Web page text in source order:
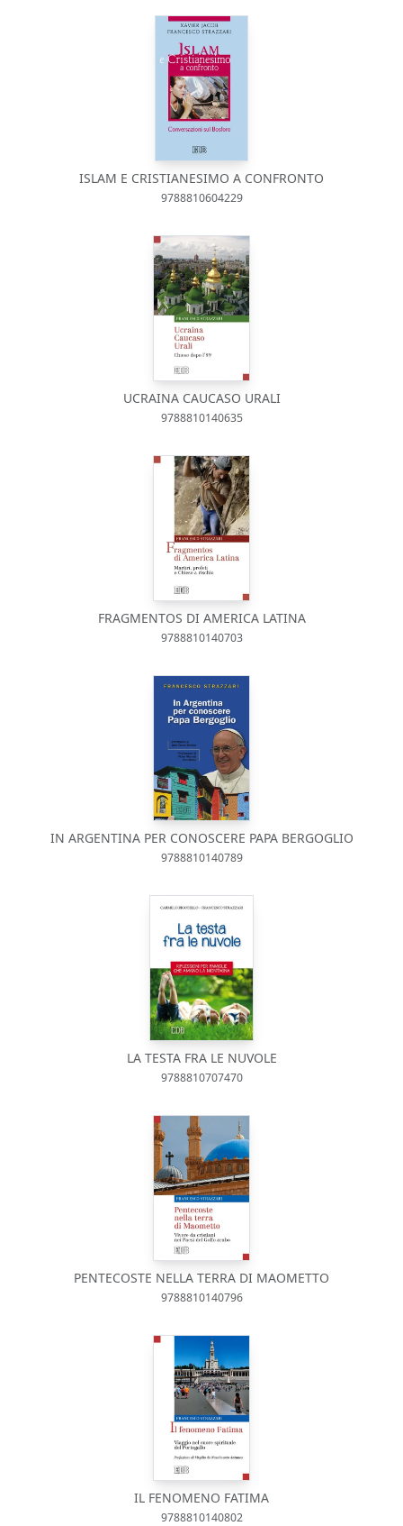
ISLAM E CRISTIANESIMO A CONFRONTO
9788810604229
UCRAINA CAUCASO URALI
9788810140635
FRAGMENTOS DI AMERICA LATINA
9788810140703
IN ARGENTINA PER CONOSCERE PAPA BERGOGLIO
9788810140789
LA TESTA FRA LE NUVOLE
9788810707470
PENTECOSTE NELLA TERRA DI MAOMETTO
9788810140796
IL FENOMENO FATIMA
9788810140802